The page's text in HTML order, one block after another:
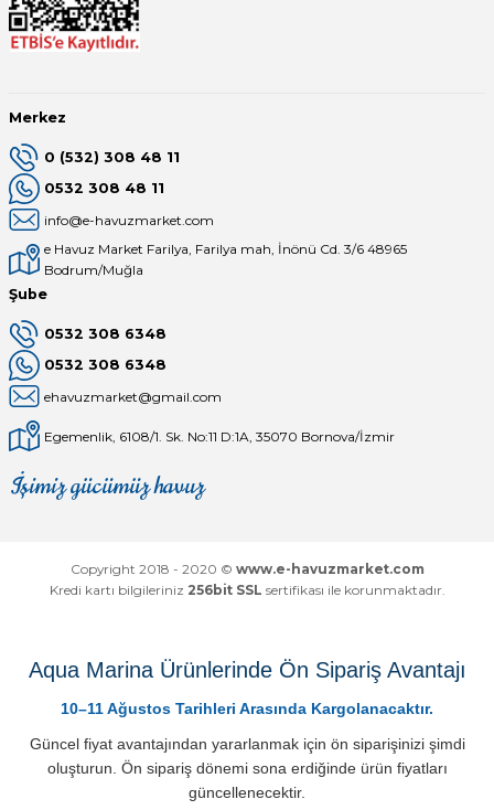
Merkez
0 (532) 308 48 11
0532 308 48 11
info@e-havuzmarket.com
e Havuz Market Farilya, Farilya mah, İnönü Cd. 3/6 48965
Bodrum/Muğla
Şube
0532 308 6348
0532 308 6348
ehavuzmarket@gmail.com
Egemenlik, 6108/1. Sk. No:11 D:1A, 35070 Bornova/İzmir
İşimiz gücümüz havuz
Mağaza
Depomuz
Copyright 2018 - 2020 © www.e-havuzmarket.com
Kredi kartı bilgileriniz 256bit SSL sertifikası ile korunmaktadır.
Aqua Marina Ürünlerinde Ön Sipariş Avantajı
10–11 Ağustos Tarihleri Arasında Kargolanacaktır.
Güncel fiyat avantajından yararlanmak için ön siparişinizi şimdi
oluşturun. Ön sipariş dönemi sona erdiğinde ürün fiyatları
güncellenecektir.